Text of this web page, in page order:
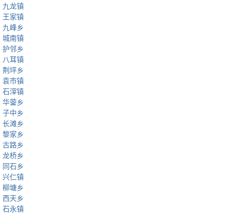
九龙镇
王家镇
九峰乡
城南镇
护邻乡
八耳镇
荆坪乡
袁市镇
石滓镇
华蓥乡
子中乡
长滩乡
黎家乡
古路乡
龙桥乡
同石乡
兴仁镇
柳塘乡
西天乡
石永镇